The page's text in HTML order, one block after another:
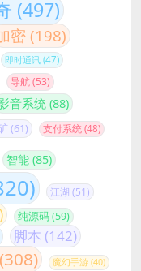
(497)
密 (198)
即时通讯 (47)
导航(53)
音系统 (88)
(61) 支付系统 (48)
智能 (85)
江湖 (51)
纯源码(59)
脚本 (142)
(308) 魔幻手游 (40)